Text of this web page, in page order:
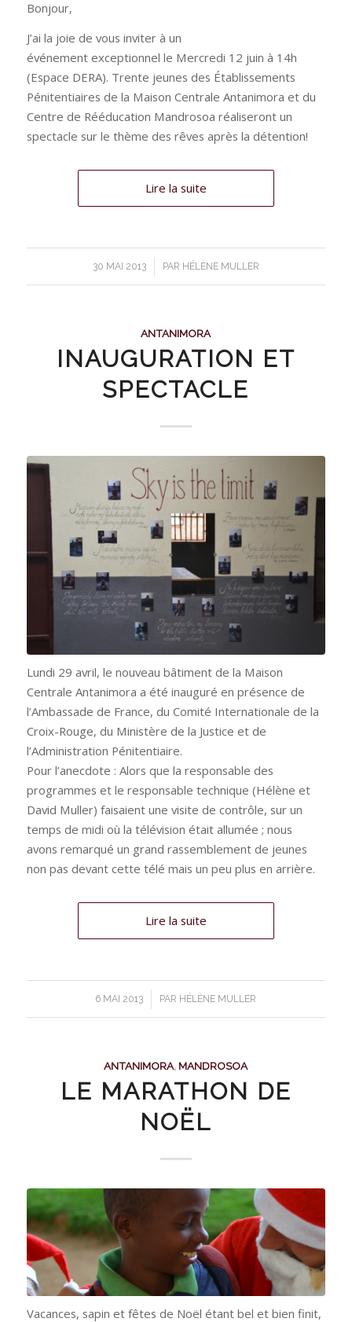
Bonjour,
J’ai la joie de vous inviter à un
événement exceptionnel le Mercredi 12 juin à 14h
(Espace DERA). Trente jeunes des Établissements
Pénitentiaires de la Maison Centrale Antanimora et du
Centre de Rééducation Mandrosoa réaliseront un
spectacle sur le thème des rêves après la détention!
Lire la suite
30 MAI 2013
/ PAR HÉLÈNE MULLER
ANTANIMORA
INAUGURATION ET
SPECTACLE
Lundi 29 avril, le nouveau bâtiment de la Maison
Centrale Antanimora a été inauguré en présence de
l’Ambassade de France, du Comité Internationale de la
Croix-Rouge, du Ministère de la Justice et de
l’Administration Pénitentiaire.
Pour l’anecdote : Alors que la responsable des
programmes et le responsable technique (Hélène et
David Muller) faisaient une visite de contrôle, sur un
temps de midi où la télévision était allumée ; nous
avons remarqué un grand rassemblement de jeunes
non pas devant cette télé mais un peu plus en arrière.
Lire la suite
6 MAI 2013
/ PAR HÉLÈNE MULLER
ANTANIMORA, MANDROSOA
LE MARATHON DE
NOËL
Vacances, sapin et fêtes de Noël étant bel et bien finit,